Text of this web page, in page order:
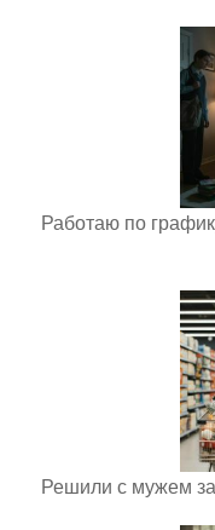
Работаю по
Решили с мужем